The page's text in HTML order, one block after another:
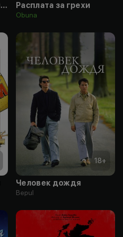
Внутреннее пространство Расплата за грехи
Obuna
18+
Человек дождя
Bepul